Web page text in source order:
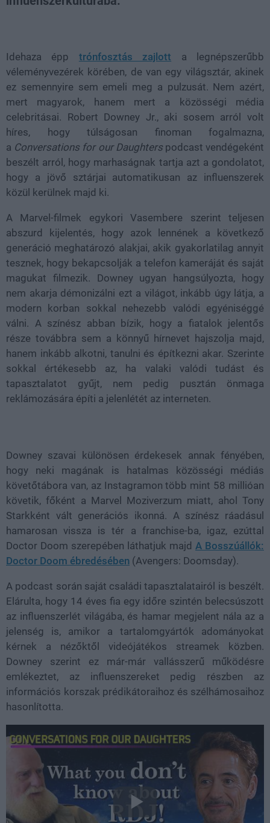
Idehaza épp trónfosztás zajlott a legnépszerűbb
véleményvezérek körében, de van egy világsztár, akinek
ez semennyire sem emeli meg a pulzusát. Nem azért,
mert magyarok, hanem mert a közösségi média
celebritásai. Robert Downey Jr., aki sosem arról volt
híres, hogy túlságosan finoman fogalmazna,
a Conversations for our Daughterspodcast vendégeként
beszélt arról, hogy marhaságnak tartja azt a gondolatot,
hogy a jövő sztárjai automatikusan az influenszerek
közül kerülnek majd ki.
A Marvel-filmek egykori Vasembere szerint teljesen
abszurd kijelentés, hogy azok lennének a következő
generáció meghatározó alakjai, akik gyakorlatilag annyit
tesznek, hogy bekapcsolják a telefon kameráját és saját
magukat filmezik. Downey ugyan hangsúlyozta, hogy
nem akarja démonizálni ezt a világot, inkább úgy látja, a
modern korban sokkal nehezebb valódi egyéniséggé
válni. A színész abban bízik, hogy a fiatalok jelentős
része továbbra sem a könnyű hírnevet hajszolja majd,
hanem inkább alkotni, tanulni és építkezni akar. Szerinte
sokkal értékesebb az, ha valaki valódi tudást és
tapasztalatot gyűjt, nem pedig pusztán önmaga
reklámozására építi a jelenlétét az interneten.
Downey szavai különösen érdekesek annak fényében,
hogy neki magának is hatalmas közösségi médiás
követőtábora van, az Instagramon több mint 58 millióan
követik, főként a Marvel Moziverzum miatt, ahol Tony
Starkként vált generációs ikonná. A színész ráadásul
hamarosan vissza is tér a franchise-ba, igaz, ezúttal
Doctor Doom szerepében láthatjuk majd A Bosszúállók:
Doctor Doom ébredésében (Avengers: Doomsday).
A podcast során saját családi tapasztalatairól is beszélt.
Elárulta, hogy 14 éves fia egy időre szintén belecsúszott
az influenszerlét világába, és hamar megjelent nála az a
jelenség is, amikor a tartalomgyártók adományokat
kérnek a nézőktől videójátékos streamek közben.
Downey szerint ez már-már vallásszerű működésre
emlékeztet, az influenszereket pedig részben az
információs korszak prédikátoraihoz és szélhámosaihoz
hasonlította.